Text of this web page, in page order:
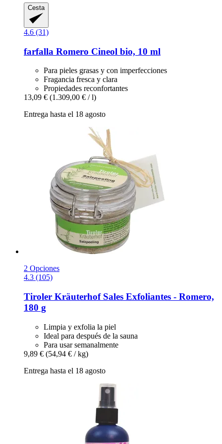
Cesta
4.6 (31)
farfalla Romero Cineol bio, 10 ml
Para pieles grasas y con imperfecciones
Fragancia fresca y clara
Propiedades reconfortantes
13,09 € (1.309,00 € / l)
Entrega hasta el 18 agosto
2 Opciones
4.3 (105)
Tiroler KräuterhofSales Exfoliantes -​ Romero,
180 g
Limpia y exfolia la piel
Ideal para después de la sauna
Para usar semanalmente
9,89 € (54,94 € / kg)
Entrega hasta el 18 agosto